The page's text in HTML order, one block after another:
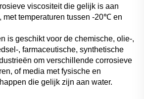
viscositeit die gelijk is aan
met temperaturen tussen -20℃ en
is geschikt voor de chemische, olie-,
, farmaceutische, synthetische
om verschillende corrosieve
of media met fysische en
die gelijk zijn aan water.